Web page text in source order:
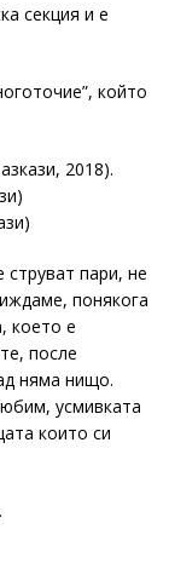
секция и е
който
2018).
пари, не
понякога
което е
после
няма нищо.
усмивката
които си